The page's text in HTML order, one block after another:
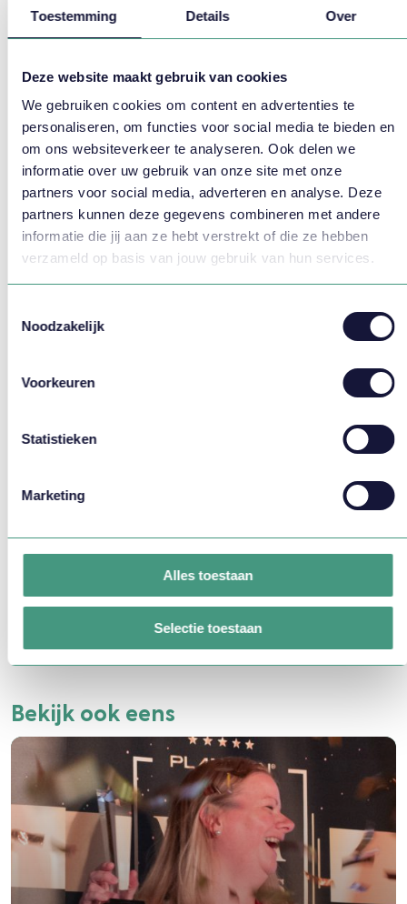
Toestemming Details Over
Deze website maakt gebruik van cookies
We gebruiken cookies om content en advertenties te
personaliseren, om functies voor social media te bieden en
om ons websiteverkeer te analyseren. Ook delen we
informatie over uw gebruik van onze site met onze
partners voor social media, adverteren en analyse. Deze
partners kunnen deze gegevens combineren met andere
informatie die jij aan ze hebt verstrekt of die ze hebben
verzameld op basis van jouw gebruik van hun services.
Noodzakelijk
Voorkeuren
Statistieken
Marketing
Alles toestaan
Selectie toestaan
profit en non profit. De organisaties die dit jaar hebben
gewonnen zijn UMC Utrecht en de Rabobank. De WFM
Impact Award wordt uitgereikt aan de organisatie die
het meeste impact heeft gemaakt met een groot
maatschappelijk belang.
Artikel delen:
Meer weten?
helpt je graag verder!
CONTACT OPNEMEN
Bekijk ook eens